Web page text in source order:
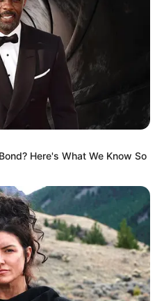
Here's What We Know So